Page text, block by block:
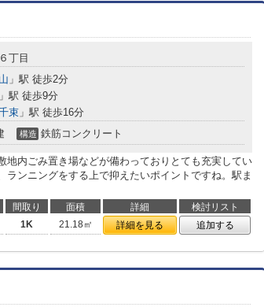
６丁目
」駅 徒歩2分
」駅 徒歩9分
束 」駅 徒歩16分
構造 鉄筋コンクリート
地内ごみ置き場などが備わっておりとても充実してい
ランニングをする上で抑えたいポイントですね。駅ま
間取り 面積 詳細
検討リスト
1K 21.18㎡ 詳細を見る 追加する